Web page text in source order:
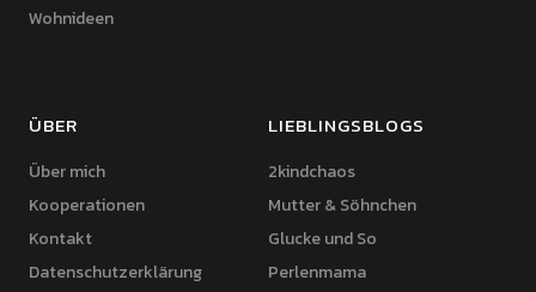
Wohnideen
ÜBER
Über mich
Kooperationen
Kontakt
Datenschutzerklärung
LIEBLINGSBLOGS
2kindchaos
Mutter & Söhnchen
Glucke und So
Perlenmama